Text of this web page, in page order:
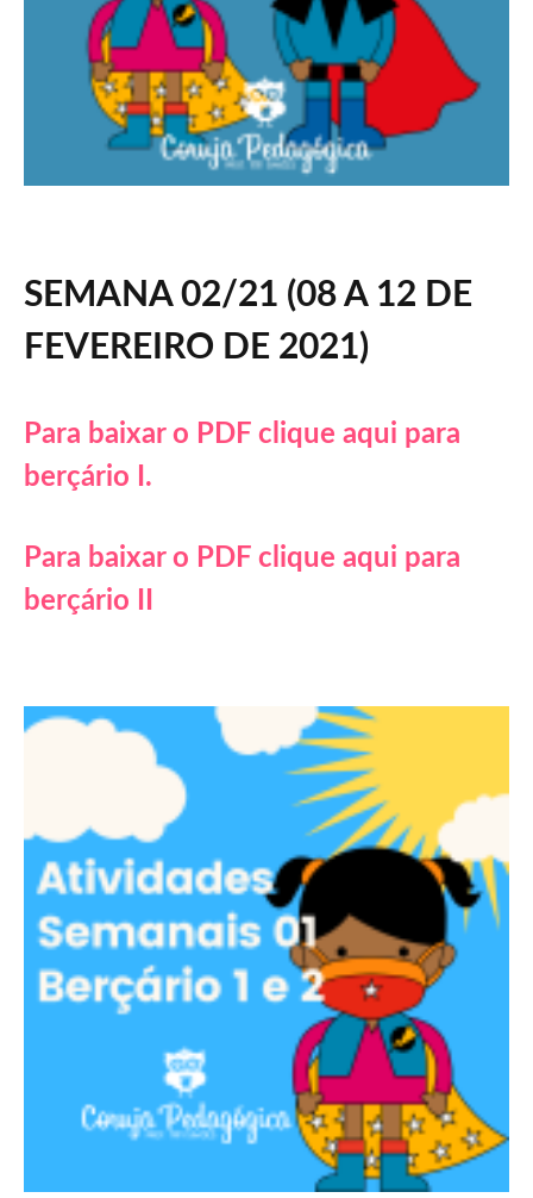
SEMANA 02/21 (08 A 12 DE
FEVEREIRO DE 2021)
Para baixar o PDF clique aqui para
berçário I.
Para baixar o PDF clique aqui para
berçário II